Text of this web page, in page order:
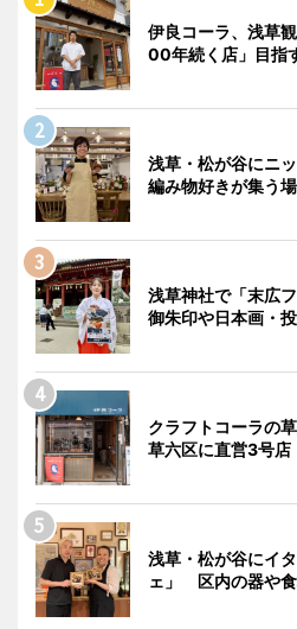
伊良コーラ、浅草
00年続く店」目指
浅草・松が谷にニ
編み物好きが集う
浅草神社で「末広
御朱印や日本画・
クラフトコーラの
草六区に直営3号店
浅草・松が谷にイ
ェ」 区内の器や食